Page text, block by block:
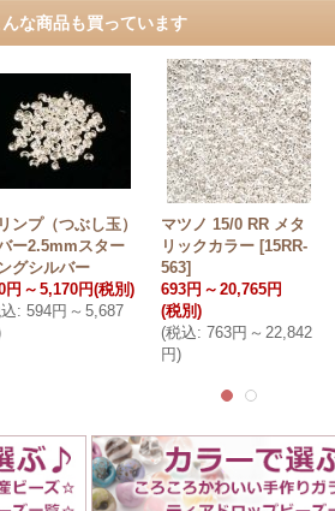
な商品も買っています
ンプ（つぶし玉）
ー2.5mmスター
グシルバー
円 ～ 5,170円(税別)
: 594円 ～ 5,687
マツノ 15/0 RR メタ
リックカラー [15RR-
563]
693円 ～ 20,765円
(税別)
(税込: 763円 ～ 22,842
円)